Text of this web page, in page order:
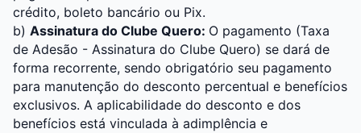
crédito, boleto bancário ou Pix.
b) Assinatura do Clube Quero: O pagamento (Taxa
de Adesão - Assinatura do Clube Quero) se dará de
forma recorrente, sendo obrigatório seu pagamento
para manutenção do desconto percentual e benefícios
exclusivos. A aplicabilidade do desconto e dos
benefícios está vinculada à adimplência e